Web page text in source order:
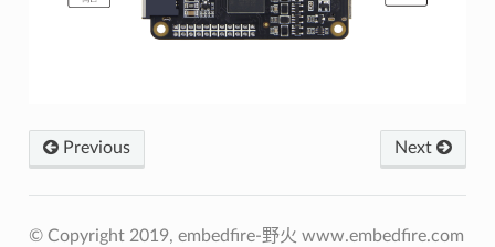
Next
Previous
© Copyright 2019, embedfire-野火 www.embedfire.com